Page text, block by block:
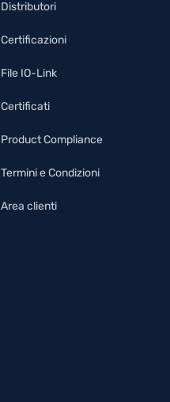
Distributori
Certificazioni
File IO-Link
Certificati
Product Compliance
Termini e Condizioni
Area clienti